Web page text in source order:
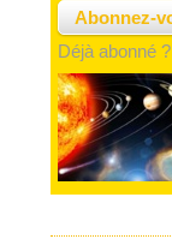
Déjà abonné ?